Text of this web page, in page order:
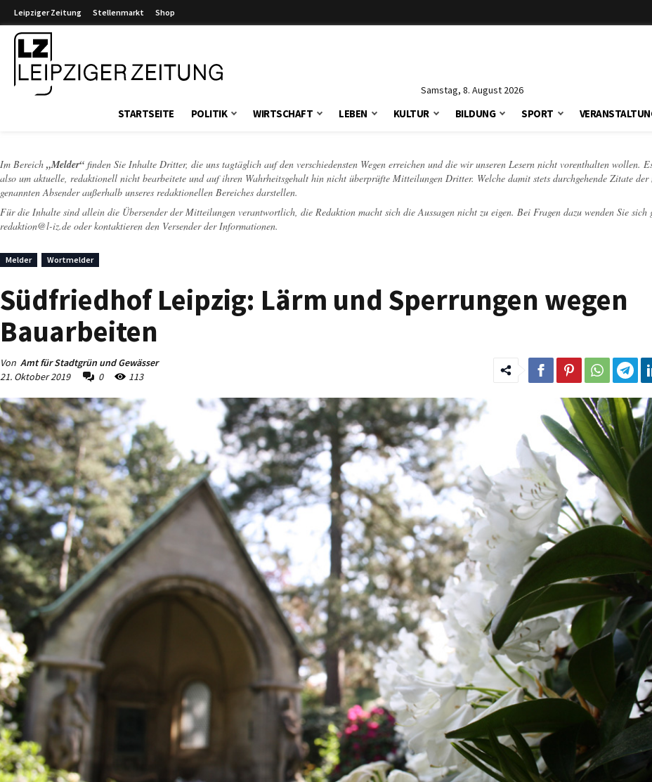
Leipziger Zeitung Stellenmarkt Shop
Samstag, 8. August 2026
STARTSEITE POLITIK WIRTSCHAFT LEBEN KULTUR BILDUNG SPORT
Im Bereich „Melder“ finden Sie Inhalte Dritter, die uns tagtäglich auf den verschiedensten Wegen erreichen und die wir unseren Lesern nicht vorenthalten wollen.
also um aktuelle, redaktionell nicht bearbeitete und auf ihren Wahrheitsgehalt hin nicht überprüfte Mitteilungen Dritter. Welche damit stets durchgehende Zitate der
genannten Absender außerhalb unseres redaktionellen Bereiches darstellen.
Für die Inhalte sind allein die Übersender der Mitteilungen verantwortlich, die Redaktion macht sich die Aussagen nicht zu eigen. Bei Fragen dazu wenden Sie sich
redaktion@l-iz.de oder kontaktieren den Versender der Informationen.
Melder Wortmelder
Südfriedhof Leipzig: Lärm und Sperrungen wegen
Bauarbeiten
Von Amt für Stadtgrün und Gewässer
21. Oktober 2019
0 113